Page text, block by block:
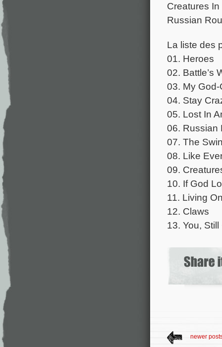
Creatures
Russian
La liste des
01. Heroes
02. Battle’s
03. My
04. Stay
05. Lost In
06. Russian
07. The
08. Like
09.
10. If God
11. Living
12. Claws
13. You, Still
newer